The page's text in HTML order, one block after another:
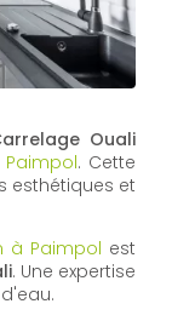
Ouali
. Cette
esthétiques et
à Paimpol est
. Une expertise